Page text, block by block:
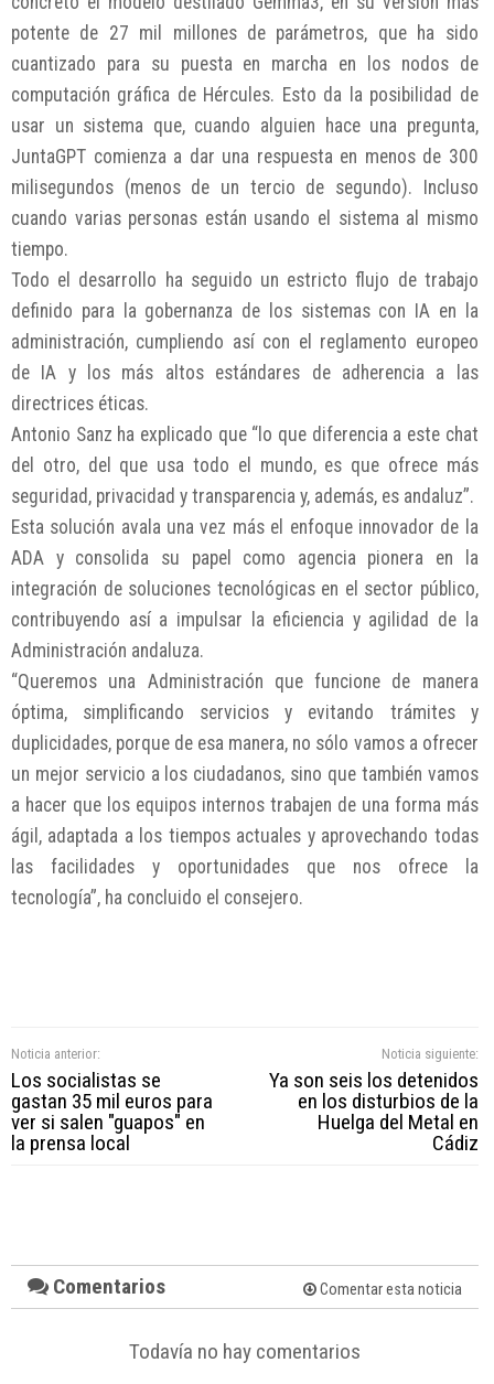
potente de 27 mil millones de parámetros, que ha sido
cuantizado para su puesta en marcha en los nodos de
computación gráfica de Hércules. Esto da la posibilidad de
usar un sistema que, cuando alguien hace una pregunta,
JuntaGPT comienza a dar una respuesta en menos de 300
milisegundos (menos de un tercio de segundo). Incluso
cuando varias personas están usando el sistema al mismo
tiempo.
Todo el desarrollo ha seguido un estricto flujo de trabajo
definido para la gobernanza de los sistemas con IA en la
administración, cumpliendo así con el reglamento europeo
de IA y los más altos estándares de adherencia a las
directrices éticas.
Antonio Sanz ha explicado que “lo que diferencia a este chat
del otro, del que usa todo el mundo, es que ofrece más
seguridad, privacidad y transparencia y, además, es andaluz”.
Esta solución avala una vez más el enfoque innovador de la
ADA y consolida su papel como agencia pionera en la
integración de soluciones tecnológicas en el sector público,
contribuyendo así a impulsar la eficiencia y agilidad de la
Administración andaluza.
“Queremos una Administración que funcione de manera
óptima, simplificando servicios y evitando trámites y
duplicidades, porque de esa manera, no sólo vamos a ofrecer
un mejor servicio a los ciudadanos, sino que también vamos
a hacer que los equipos internos trabajen de una forma más
ágil, adaptada a los tiempos actuales y aprovechando todas
las facilidades y oportunidades que nos ofrece la
tecnología”, ha concluido el consejero.
Noticia anterior:
Los socialistas se
gastan 35 mil euros para
ver si salen "guapos" en
la prensa local
Noticia siguiente:
Ya son seis los detenidos
en los disturbios de la
Huelga del Metal en
Cádiz
Comentarios Comentar esta noticia
Todavía no hay comentarios